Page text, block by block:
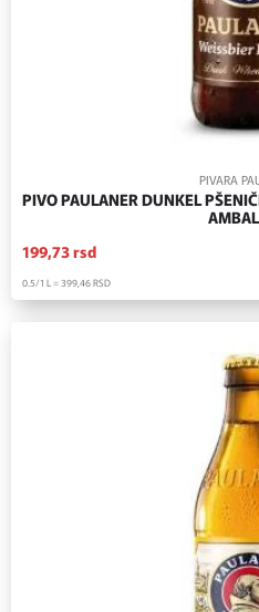
PIVARA
PIVO PAULANER DUNKEL
199,73rsd
0.5/1 L = 399,46RSD